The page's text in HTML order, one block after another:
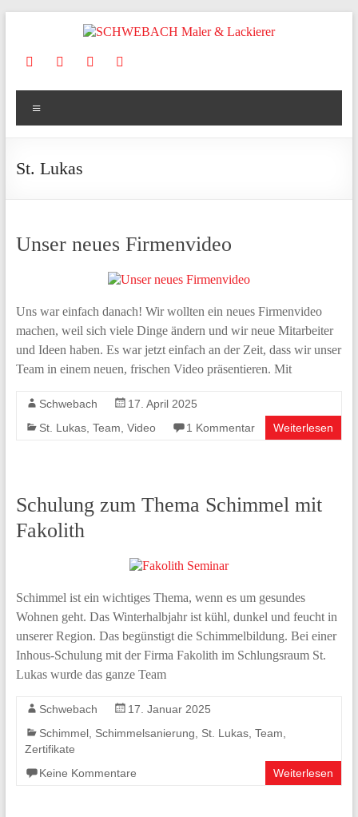
SCHWEBACH
Maler
&
Irsch/Saar
St. Lukas
Unser neues Firmenvideo
Uns war einfach danach! Wir wollten ein neues Firmenvideo
machen, weil sich viele Dinge ändern und wir neue Mitarbeiter
und Ideen haben. Es war jetzt einfach an der Zeit, dass wir unser
Team in einem neuen, frischen Video präsentieren. Mit
Schwebach
17. April 2025
St. Lukas, Team Video 1 Kommentar Weiterlesen
Schulung zum Thema Schimmel mit
Fakolith
Schimmel ist ein wichtiges Thema, wenn es um gesundes
Wohnen geht. Das Winterhalbjahr ist kühl, dunkel und feucht in
unserer Region. Das begünstigt die Schimmelbildung. Bei einer
Inhous-Schulung mit der Firma Fakolith im Schlungsraum St.
Lukas wurde das ganze Team
Schwebach
17. Januar 2025
Schimmel, Schimmelsanierung St. Lukas, Team
Zertifikate
Keine Kommentare
Weiterlesen